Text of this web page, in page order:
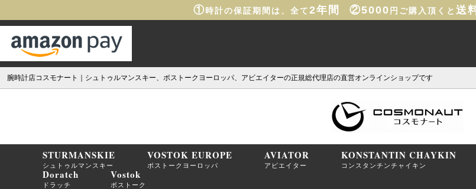
① 時計の保証期間は、全て2年間 ②5000 円ご購入頂くと 送
腕時計店コスモナート｜シュトゥルマンスキー、ボストークヨーロッパ、アビエイターの正規総代理店の直営オンラインショップです
STURMANSKIE
シュトゥルマンスキー
VOSTOK EUROPE
ボストークヨーロッパ
AVIATOR
アビエイター
KONSTANTIN CHAYKIN
コンスタンチンチャイキン
Doratch
ドラッチ
Vostok
ボストーク